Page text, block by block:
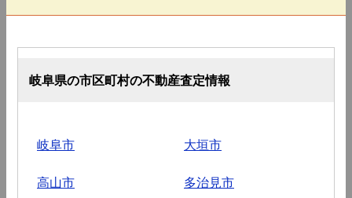
岐阜県の市区町村の不動産査定情報
岐阜市 大垣市
高山市 多治見市